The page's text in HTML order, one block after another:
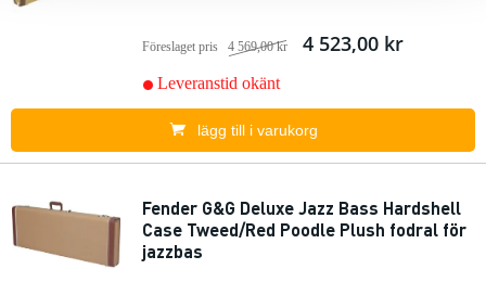
Föreslaget pris 4 569,00 kr 4 523,00 kr
Leveranstid okänt
lägg till i varukorg
Fender G&G Deluxe Jazz Bass Hardshell
Case Tweed/Red Poodle Plush fodral för
jazzbas